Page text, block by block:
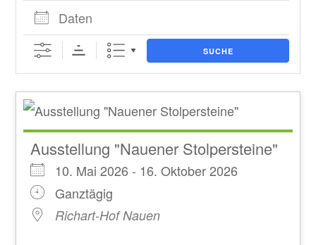
Daten
SUCHE
Ausstellung "Nauener Stolpersteine"
10. Mai 2026 - 16. Oktober 2026
Ganztägig
Richart-Hof Nauen